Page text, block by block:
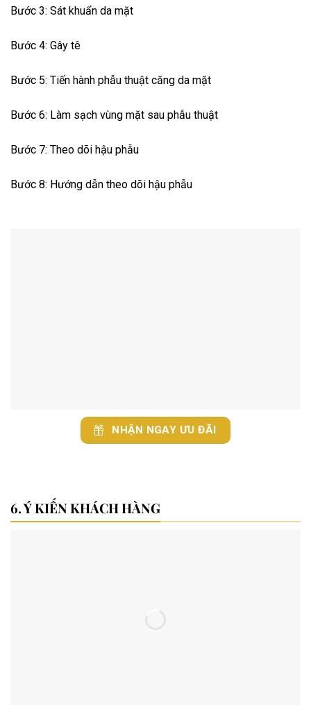
Bước 3: Sát khuẩn da mặt
Bước 4: Gây tê
Bước 5: Tiến hành phẫu thuật căng da mặt
Bước 6: Làm sạch vùng mặt sau phẫu thuật
Bước 7: Theo dõi hậu phẫu
Bước 8: Hướng dẫn theo dõi hậu phẫu
NHẬN NGAY ƯU ĐÃI
Ý KIẾN KHÁCH HÀNG